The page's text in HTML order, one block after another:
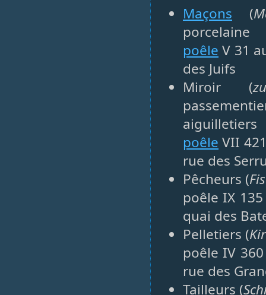
Maçons (
porcelaine
poêle V 31
des Juifs
Miroir (
aiguilletiers
poêle VII
rue des
Pêcheurs (
poêle IX
quai des
Pelletiers (
poêle IV
rue des
Tailleurs (